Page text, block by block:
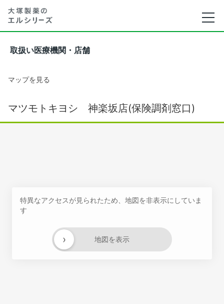
取扱い医療機関・店舗
マップを見る
マツモトキヨシ 神楽坂店(保険調剤窓口)
特異なアクセスが見られたため、地図を非表示にしていま
す
地図を表示
›